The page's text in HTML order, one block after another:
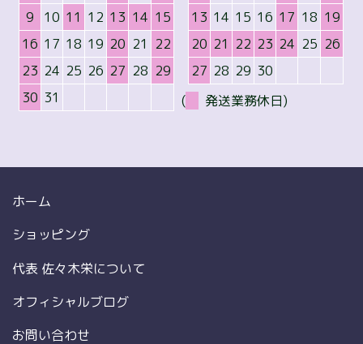
9
10 11 12 13 14 15
16 17 18 19 20 21 22
23 24 25 26 27 28 29
30 31
13 14 15 16 17 18 19
20 21 22 23 24 25 26
27 28 29 30
(
発送業務休日)
ホーム
ショッピング
代表 佐々木栄について
オフィシャルブログ
お問い合わせ